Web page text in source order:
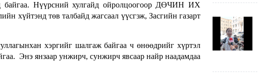
байгаа. Нүүрсний хулгайд ойролцоогоор ДӨЧИН ИХ
хүйтэнд төв талбайд жагсаал үүсгэж, Засгийн газарт
хэргийг шалгаж байгаа ч өнөөдрийг хүртэл
Энэ янзаар унжирч, сунжирч явсаар найр наадамдаа